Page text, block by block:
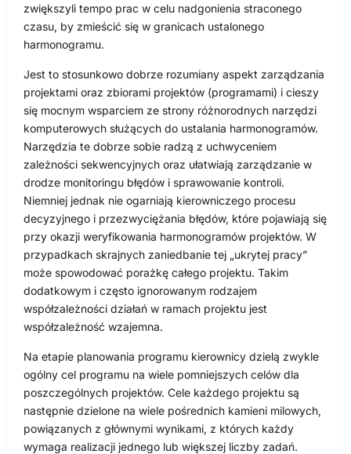
zwiększyli tempo prac w celu nadgonienia straconego
czasu, by zmieścić się w granicach ustalonego
harmonogramu.
Jest to stosunkowo dobrze rozumiany aspekt zarządzania
projektami oraz zbiorami projektów (programami) i cieszy
się mocnym wsparciem ze strony różnorodnych narzędzi
komputerowych służących do ustalania harmonogramów.
Narzędzia te dobrze sobie radzą z uchwyceniem
zależności sekwencyjnych oraz ułatwiają zarządzanie w
drodze monitoringu błędów i sprawowanie kontroli.
Niemniej jednak nie ogarniają kierowniczego procesu
decyzyjnego i przezwyciężania błędów, które pojawiają się
przy okazji weryfikowania harmonogramów projektów. W
przypadkach skrajnych zaniedbanie tej „ukrytej pracy”
może spowodować porażkę całego projektu. Takim
dodatkowym i często ignorowanym rodzajem
współzależności działań w ramach projektu jest
współzależność wzajemna.
Na etapie planowania programu kierownicy dzielą zwykle
ogólny cel programu na wiele pomniejszych celów dla
poszczególnych projektów. Cele każdego projektu są
następnie dzielone na wiele pośrednich kamieni milowych,
powiązanych z głównymi wynikami, z których każdy
wymaga realizacji jednego lub większej liczby zadań.